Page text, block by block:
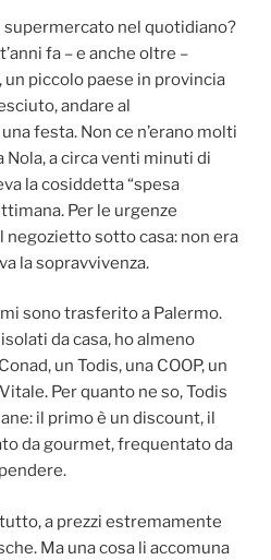
supermercato nel quotidiano?
fa – e anche oltre –
un piccolo paese in provincia
andare al
festa. Non ce n’erano molti
Nola, a circa venti minuti di
la cosiddetta “spesa
Per le urgenze
sotto casa: non era
la sopravvivenza.
sono trasferito a Palermo.
da casa, ho almeno
un Todis, una COOP, un
Per quanto ne so, Todis
il primo è un discount, il
da gourmet, frequentato da
a prezzi estremamente
Ma una cosa li accomuna